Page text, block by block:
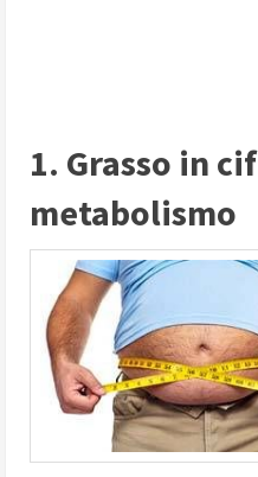
1. Grasso in
metabolismo